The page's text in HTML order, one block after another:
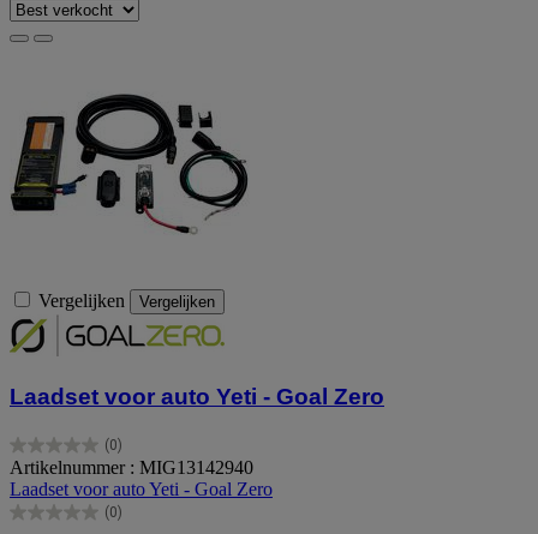
Vergelijken Vergelijken
Laadset voor auto Yeti - Goal Zero
(0)
0.0
van
de
5
Artikelnummer : MIG13142940
Laadset voor auto Yeti - Goal Zero
(0)
0.0